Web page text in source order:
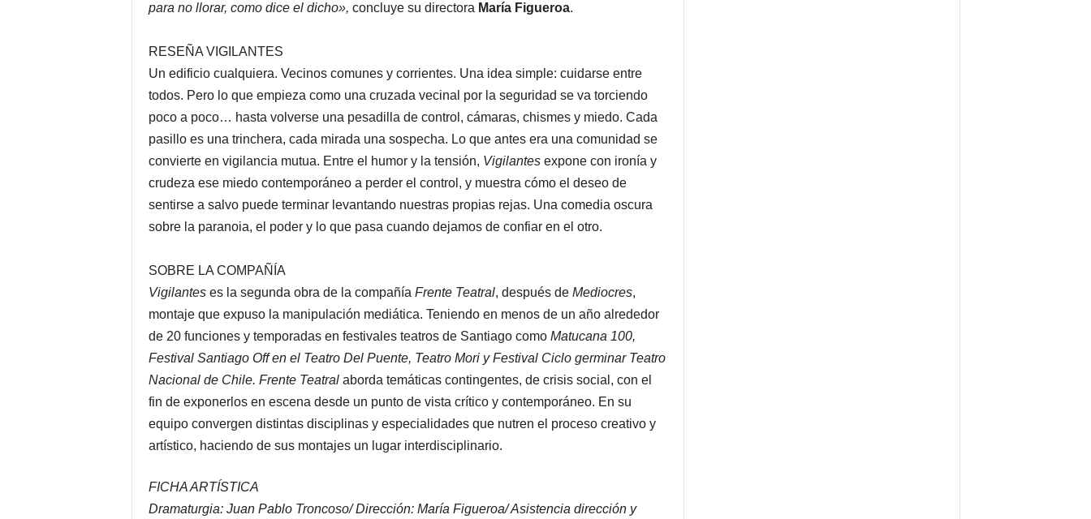
para no llorar, como dice el dicho», concluye su directora María Figueroa.
RESEÑA VIGILANTES
Un edificio cualquiera. Vecinos comunes y corrientes. Una idea simple: cuidarse entre
todos. Pero lo que empieza como una cruzada vecinal por la seguridad se va torciendo
poco a poco… hasta volverse una pesadilla de control, cámaras, chismes y miedo. Cada
pasillo es una trinchera, cada mirada una sospecha. Lo que antes era una comunidad se
convierte en vigilancia mutua. Entre el humor y la tensión, Vigilantesexpone con ironía y
crudeza ese miedo contemporáneo a perder el control, y muestra cómo el deseo de
sentirse a salvo puede terminar levantando nuestras propias rejas. Una comedia oscura
sobre la paranoia, el poder y lo que pasa cuando dejamos de confiar en el otro.
SOBRE LA COMPAÑÍA
Vigilanteses la segunda obra de la compañía Frente Teatral, después de Mediocres,
montaje que expuso la manipulación mediática. Teniendo en menos de un año alrededor
de 20 funciones y temporadas en festivales teatros de Santiago como Matucana 100,
Festival Santiago Off en el Teatro Del Puente, Teatro Mori y Festival Ciclo germinar Teatro
Nacional de Chile. Frente Teatralaborda temáticas contingentes, de crisis social, con el
fin de exponerlos en escena desde un punto de vista crítico y contemporáneo. En su
equipo convergen distintas disciplinas y especialidades que nutren el proceso creativo y
artístico, haciendo de sus montajes un lugar interdisciplinario.
FICHA ARTÍSTICA
Dramaturgia: Juan Pablo Troncoso/ Dirección: María Figueroa/ Asistencia dirección y